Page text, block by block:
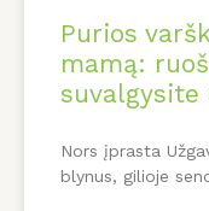
Purios
mamą:
suvalgysite
Nors įprasta
blynus, gilioje